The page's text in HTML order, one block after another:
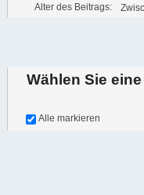
Alter des Beitrags:
Wählen Sie
Alle markieren